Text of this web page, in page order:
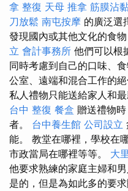
拿 整復 天母 推拿 筋膜沾
刀放鬆 南屯按摩 的廣泛選
發現國內或其他文化的食
立 會計事務所 他們可以根
同時考慮到自己的口味、
公室、遠端和混合工作的
私人禮物只能送給家人和
台中 整復 餐盒 贈送禮物
者。 台中養生館 公司設立
能。 教堂在哪裡，學校在
市政當局在哪裡等等。 大
他要求熟練的家庭主婦和
是的，但是為如此多的要